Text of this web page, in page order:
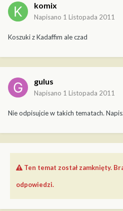
komix
Napisano 1 Listopada 2011
Koszuki z Kadaffim ale czad
gulus
Napisano 1 Listopada 2011
Nie odpisujcie w takich tematach.
Ten temat został zamknięty.
odpowiedzi.